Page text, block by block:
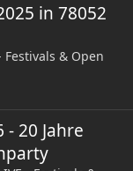
in 78052
Festivals & Open
- 20 Jahre